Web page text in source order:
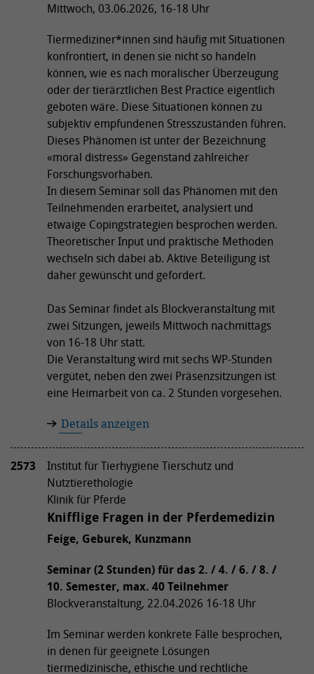
Mittwoch, 03.06.2026, 16-18 Uhr
Tiermediziner*innen sind häufig mit Situationen
konfrontiert, in denen sie nicht so handeln
können, wie es nach moralischer Überzeugung
oder der tierärztlichen Best Practice eigentlich
geboten wäre. Diese Situationen können zu
subjektiv empfundenen Stresszuständen führen.
Dieses Phänomen ist unter der Bezeichnung
«moral distress» Gegenstand zahlreicher
Forschungsvorhaben.
In diesem Seminar soll das Phänomen mit den
Teilnehmenden erarbeitet, analysiert und
etwaige Copingstrategien besprochen werden.
Theoretischer Input und praktische Methoden
wechseln sich dabei ab. Aktive Beteiligung ist
daher gewünscht und gefordert.
Das Seminar findet als Blockveranstaltung mit
zwei Sitzungen, jeweils Mittwoch nachmittags
von 16-18 Uhr statt.
Die Veranstaltung wird mit sechs WP-Stunden
vergütet, neben den zwei Präsenzsitzungen ist
eine Heimarbeit von ca. 2 Stunden vorgesehen.
Details anzeigen
2573
Institut für Tierhygiene Tierschutz und
Nutztierethologie
Klinik für Pferde
Knifflige Fragen in der Pferdemedizin
Feige, Geburek, Kunzmann
Seminar (2 Stunden) für das 2. / 4. / 6. / 8. /
10. Semester, max. 40 Teilnehmer
Blockveranstaltung, 22.04.2026 16-18 Uhr
Im Seminar werden konkrete Fälle besprochen,
in denen für geeignete Lösungen
tiermedizinische, ethische und rechtliche